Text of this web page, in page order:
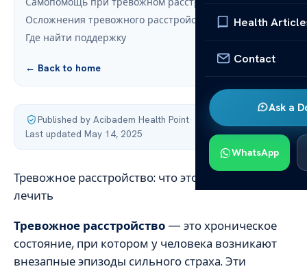
Health
Contact
Ask a
WhatsApp
Осложнения тревожного расстройства
Где найти поддержку
← Back to home
Published by Acibadem Health Point·
Last updated May 14, 2025
Тревожное расстройство: что это такое и как
лечить
Тревожное расстройство — это хроническое
состояние, при котором у человека возникают
внезапные эпизоды сильного страха. Эти